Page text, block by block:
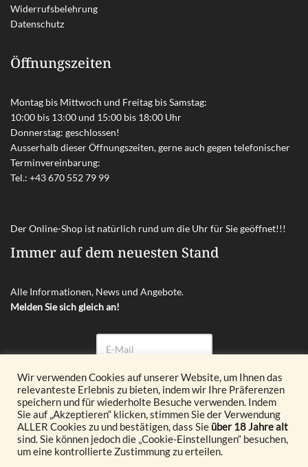
Widerrufsbelehrung
Datenschutz
Öffnungszeiten
Montag bis Mittwoch und Freitag bis Samstag:
10:00 bis 13:00 und 15:00 bis 18:00 Uhr
Donnerstag: geschlossen!
Ausserhalb dieser Öffnungszeiten, gerne auch gegen telefonischer
Terminvereinbarung:
Tel.: +43 670 552 79 99
Der Online-Shop ist natürlich rund um die Uhr für Sie geöffnet!!!
Immer auf dem neuesten Stand
Alle Informationen, News und Angebote.
Melden Sie sich gleich an!
Abonnieren
© 2026 Glöckl OG. All Rights Reserved.
Wir verwenden Cookies auf unserer Website, um Ihnen das
relevanteste Erlebnis zu bieten, indem wir Ihre Präferenzen
speichern und für wiederholte Besuche verwenden. Indem
Sie auf „Akzeptieren“ klicken, stimmen Sie der Verwendung
ALLER Cookies zu und bestätigen, dass Sie über 18 Jahre alt
sind. Sie können jedoch die „Cookie-Einstellungen“ besuchen,
um eine kontrollierte Zustimmung zu erteilen.